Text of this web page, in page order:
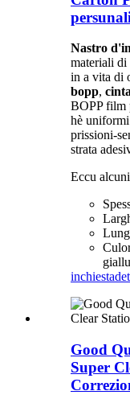
Nastro
materiali
in a vita di
bopp,
BOPP film
hè
prissioni-
strata
Eccu
inchiesta
Good
Super